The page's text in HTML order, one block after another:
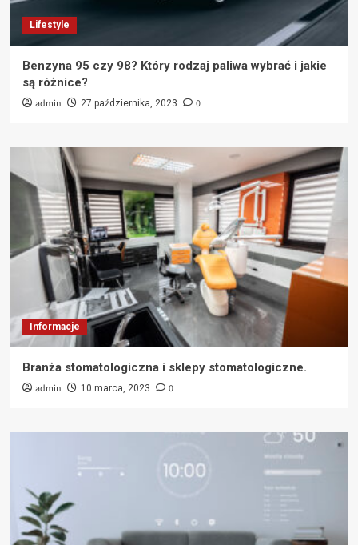
Lifestyle
Benzyna 95 czy 98? Który rodzaj paliwa wybrać i jakie
są różnice?
admin 27 października, 2023 0
Informacje
Branża stomatologiczna i sklepy stomatologiczne.
admin 10 marca, 2023 0